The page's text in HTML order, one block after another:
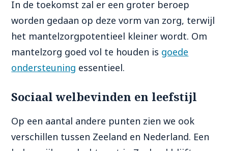
In de toekomst zal er een groter beroep
worden gedaan op deze vorm van zorg, terwijl
het mantelzorgpotentieel kleiner wordt. Om
mantelzorg goed vol te houden is goede
ondersteuning essentieel.
Sociaal welbevinden en leefstijl
Op een aantal andere punten zien we ook
verschillen tussen Zeeland en Nederland. Een
belangrijk aandachtpunt in Zeeland blijft